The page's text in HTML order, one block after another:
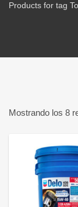
Products for tag
Mostrando los 8